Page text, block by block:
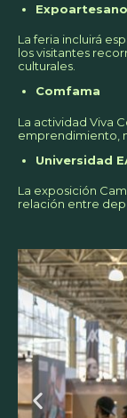
Expoartesano
La feria incluirá
los visitantes
culturales.
Comfama
La actividad Viva
emprendimiento,
Universidad
La exposición
relación entre